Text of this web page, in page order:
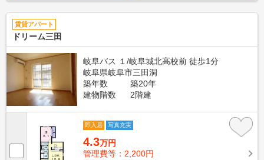
賃貸アパート
ドリーム三田
岐阜バス １/岐阜城北高校前 徒歩1分
岐阜県岐阜市三田洞
築年数
築20年
建物階数
2階建
即入居 写真充実
4.3万円
管理費等：2,200円